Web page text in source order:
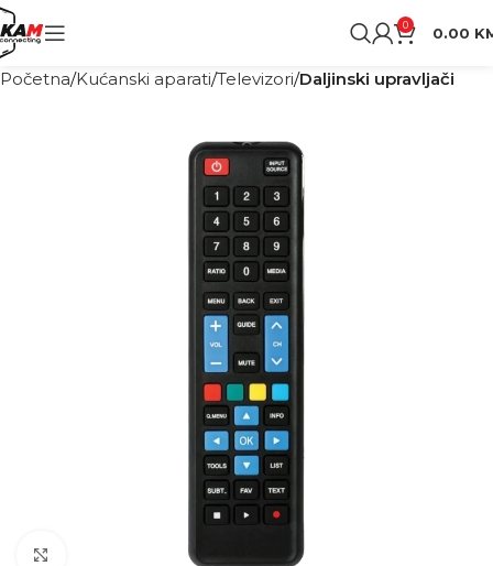
0 0.00
Početna Kućanski aparati Televizori Daljinski upravljači
Kliknite za povećanje